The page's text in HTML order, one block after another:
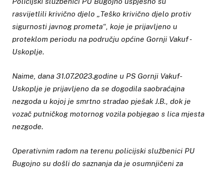
rasvijetlili krivično djelo „Teško krivično djelo protiv
sigurnosti javnog prometa“, koje je prijavljeno u
proteklom periodu na području općine Gornji Vakuf -
Uskoplje.
Naime, dana 31.07.2023.godine u PS Gornji Vakuf-
Uskoplje je prijavljeno da se dogodila saobraćajna
nezgoda u kojoj je smrtno stradao pješak J.B., dok je
vozač putničkog motornog vozila pobjegao s lica mjesta
nezgode.
Operativnim radom na terenu policijski službenici PU
Bugojno su došli do saznanja da je osumnjičeni za